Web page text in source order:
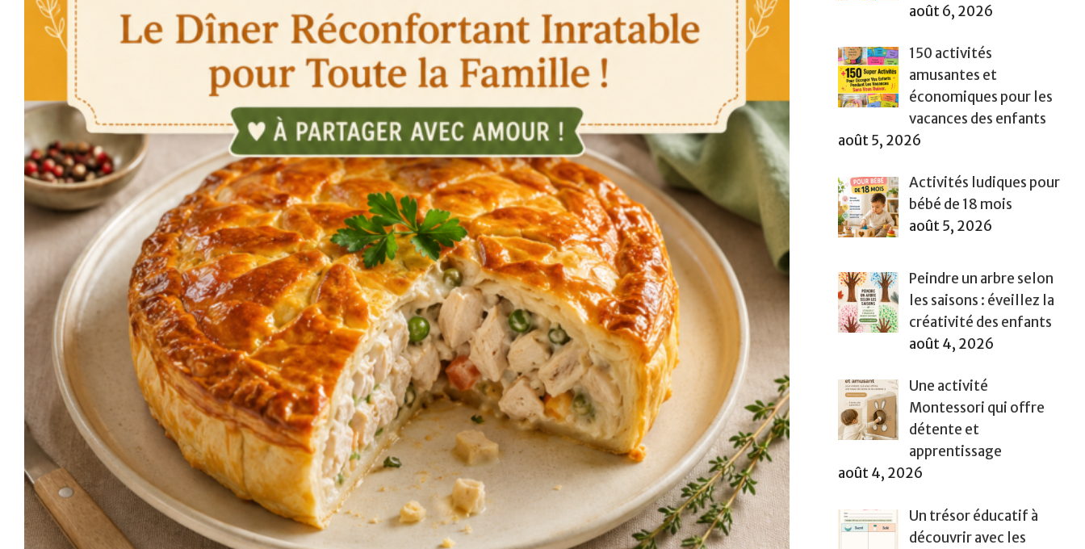
août 6, 2026
150 activités
amusantes et
économiques pour les
vacances des enfants
août 5, 2026
Activités ludiques pour
bébé de 18 mois
août 5, 2026
Peindre un arbre selon
les saisons : éveillez la
créativité des enfants
août 4, 2026
Une activité
Montessori qui offre
détente et
apprentissage
août 4, 2026
Un trésor éducatif à
découvrir avec les